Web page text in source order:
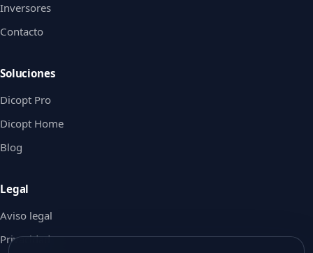
Inversores
Contacto
Soluciones
Dicopt Pro
Dicopt Home
Blog
Legal
Aviso legal
Privacidad